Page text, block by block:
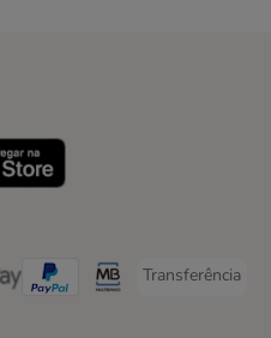
Method
Method
Pay Payment Method
PayPal Payment Method
Multibanco Payment
Transferência
Transferência